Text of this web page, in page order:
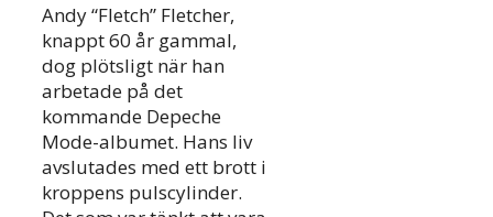
Andy “Fletch” Fletcher,
knappt 60 år gammal,
dog plötsligt när han
arbetade på det
kommande Depeche
Mode-albumet. Hans liv
avslutades med ett brott i
kroppens pulscylinder.